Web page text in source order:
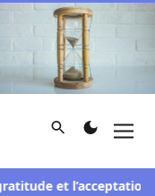
et d'investigation
Rechercher
et l’acceptation